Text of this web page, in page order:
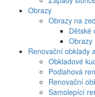
Obrazy
Obrazy na
Dětské
Obrazy
Renovační obklady
Obkladové
Podlahová
Renovační
Samolepící